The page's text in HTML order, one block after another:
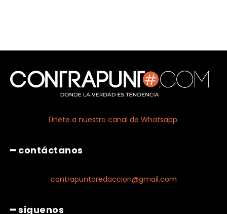
Únete a nuestro canal de Whatsapp.
━ contáctanos
contrapuntoredaccion@gmail.com
━ siguenos